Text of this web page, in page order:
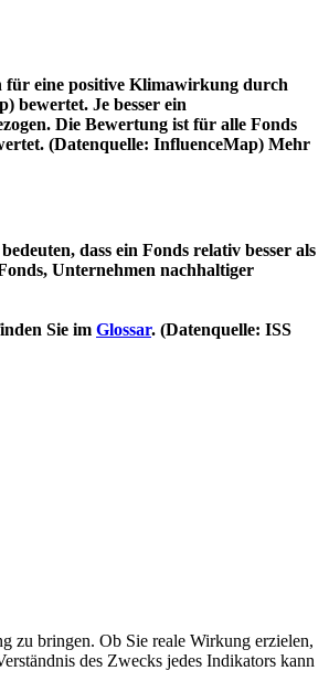
für eine positive Klimawirkung durch
bewertet. Je besser ein
Die Bewertung ist für alle Fonds
(Datenquelle: InfluenceMap) Mehr
dass ein Fonds relativ besser als
Unternehmen nachhaltiger
Sie im Glossar. (Datenquelle: ISS
zu bringen. Ob Sie reale Wirkung erzielen,
des Zwecks jedes Indikators kann